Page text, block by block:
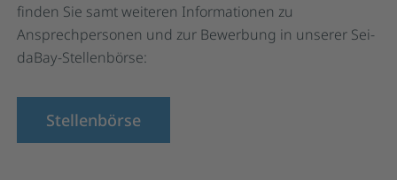
finden Sie samt weiteren Informationen zu
Ansprechpersonen und zur Bewerbung in unserer Sei-
daBay-Stellenbörse:
Stellenbörse